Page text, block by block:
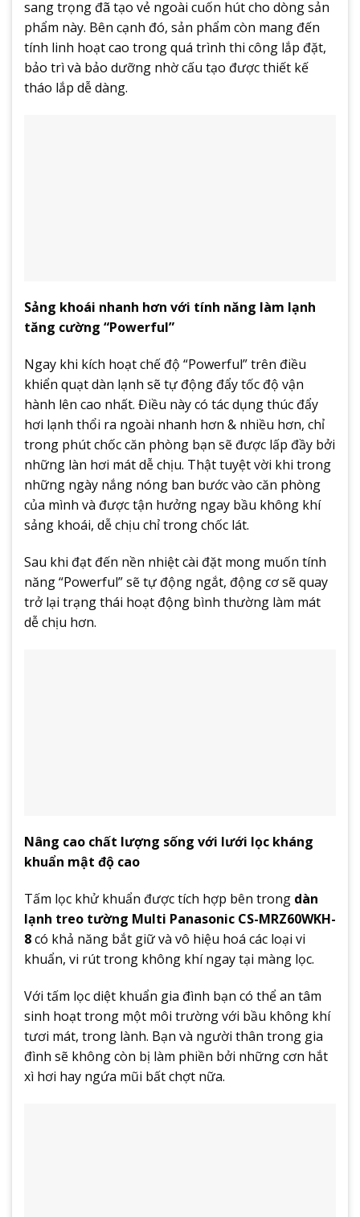
sang trọng đã tạo vẻ ngoài cuốn hút cho dòng sản
phẩm này. Bên cạnh đó, sản phẩm còn mang đến
tính linh hoạt cao trong quá trình thi công lắp đặt,
bảo trì và bảo dưỡng nhờ cấu tạo được thiết kế
tháo lắp dễ dàng.
Sảng khoái nhanh hơn với tính năng làm lạnh
tăng cường “Powerful”
Ngay khi kích hoạt chế độ “Powerful” trên điều
khiển quạt dàn lạnh sẽ tự động đẩy tốc độ vận
hành lên cao nhất. Điều này có tác dụng thúc đẩy
hơi lạnh thổi ra ngoài nhanh hơn & nhiều hơn, chỉ
trong phút chốc căn phòng bạn sẽ được lấp đầy bởi
những làn hơi mát dễ chịu. Thật tuyệt vời khi trong
những ngày nắng nóng ban bước vào căn phòng
của mình và được tận hưởng ngay bầu không khí
sảng khoái, dễ chịu chỉ trong chốc lát.
Sau khi đạt đến nền nhiệt cài đặt mong muốn tính
năng “Powerful” sẽ tự động ngắt, động cơ sẽ quay
trở lại trạng thái hoạt động bình thường làm mát
dễ chịu hơn.
Nâng cao chất lượng sống với lưới lọc kháng
khuẩn mật độ cao
Tấm lọc khử khuẩn được tích hợp bên trong dàn
lạnh treo tường Multi Panasonic CS-MRZ60WKH-
8có khả năng bắt giữ và vô hiệu hoá các loại vi
khuẩn, vi rút trong không khí ngay tại màng lọc.
Với tấm lọc diệt khuẩn gia đình bạn có thể an tâm
sinh hoạt trong một môi trường với bầu không khí
tươi mát, trong lành. Bạn và người thân trong gia
đình sẽ không còn bị làm phiền bởi những cơn hắt
xì hơi hay ngứa mũi bất chợt nữa.